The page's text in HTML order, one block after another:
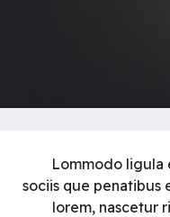
Lommodo ligula
sociis que penatibus
lorem, nascetur